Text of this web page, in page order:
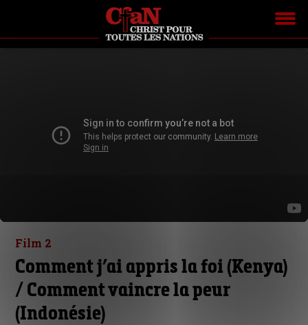
Film 2
Comment j’ai appris la foi (Kenya)
/ Comment vaincre la peur
(Indonésie)